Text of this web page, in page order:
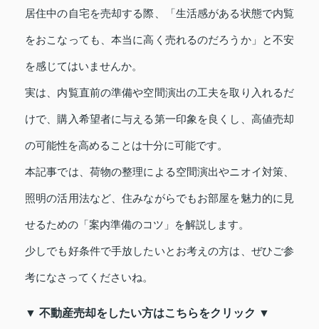
居住中の自宅を売却する際、「生活感がある状態で内覧
をおこなっても、本当に高く売れるのだろうか」と不安
を感じてはいませんか。
実は、内覧直前の準備や空間演出の工夫を取り入れるだ
けで、購入希望者に与える第一印象を良くし、高値売却
の可能性を高めることは十分に可能です。
本記事では、荷物の整理による空間演出やニオイ対策、
照明の活用法など、住みながらでもお部屋を魅力的に見
せるための「案内準備のコツ」を解説します。
少しでも好条件で手放したいとお考えの方は、ぜひご参
考になさってくださいね。
▼ 不動産売却をしたい方はこちらをクリック ▼